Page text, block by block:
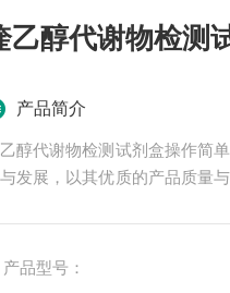
乙醇代谢物检测
产品简介
醇代谢物检测试剂盒操作简
发展，以其优质的产品质量
产品型号：